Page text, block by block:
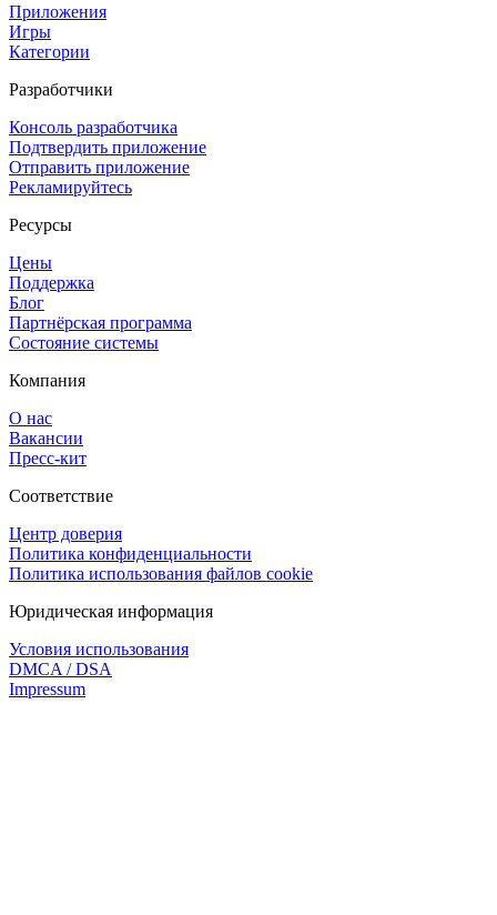
Приложения
Игры
Категории
Разработчики
Консоль разработчика
Подтвердить приложение
Отправить приложение
Рекламируйтесь
Ресурсы
Цены
Поддержка
Блог
Партнёрская программа
Состояние системы
Компания
О нас
Вакансии
Пресс-кит
Соответствие
Центр доверия
Политика конфиденциальности
Политика использования файлов cookie
Юридическая информация
Условия использования
DMCA / DSA
Impressum